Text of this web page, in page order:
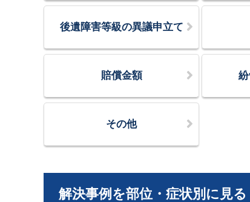
後遺障害等級の異議申立て
賠償金額
その他
解決事例を部位・症状別に見る